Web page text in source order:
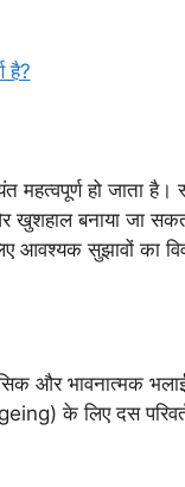
है?
हो जाता है।
बनाया जा सकता
आवश्यक सुझावों का
और भावनात्मक
के लिए दस